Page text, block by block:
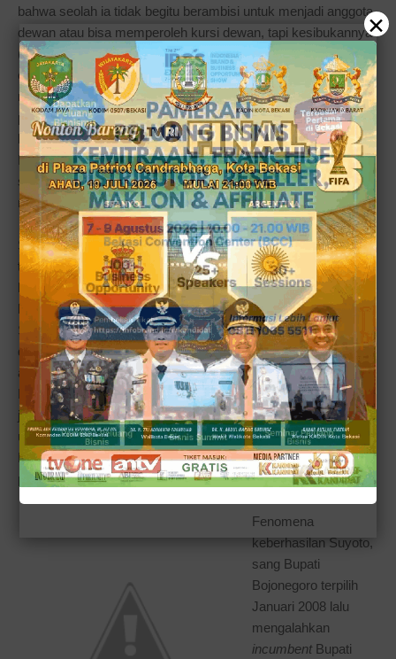
bahwa seolah ia tidak begitu berambisi untuk menjadi anggota
dewan atau bisa memperoleh kursi dewan, tapi kesibukannya
(saya bisa menyebutnya perjuangan yang lebih berat daripada
caleg lain) dalam melakukan sosialisasi mungkin bisa
memakan waktu 24 jam sehari dan 7 hari dalam seminggu. Ia
pun menguatkan pernyataannya kepada saya, bahwa hampir
bisa dipastikan dalam waktu beberapa minggu terakhir ini
Dewi sangatlah sibuk mengatur jadwal untuk bertemu dengan
semua calon konstituennya baik di wilayah Kabupaten
maupun Kota Bekasi.
Sang caleg gadis bernomor paling belakang 5 ini bukan saja
telah berhasil meraih gelar master namun juga sempat pergi
haji. Tak banyak yang sempat saya tanyakan kepada caleg
berparas ayu ini, tentunya tentang bidang usahanya sebagai
Supplier Crepes. Namun saya bisa mengambil kesimpulan
dari riwayat hidupnya bahwa ia sudah mencoba mengangkat
anak-anak jalanan untuk diposisikan sebagai SPG/SPB (Sales
Promotion Girl/Boy). Wanita yang juga berwirausaha bidang
jual beli rumah ini, tampaknya masih punya energi berlebih
untuk melakukan sosialisasi ke konstituennya ke satu daerah.
Keluarganya pun menyediakan rumahnya demi Dewi sebagai
posko yang bisa dibilang buka 24 jam sehari.
Fenomena
keberhasilan Suyoto,
sang Bupati
Bojonegoro terpilih
Januari 2008 lalu
mengalahkan
incumbentBupati
×